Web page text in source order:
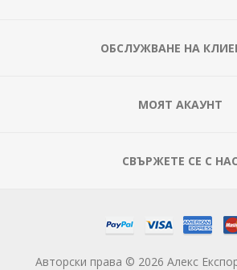
ОБСЛУЖВАНЕ НА
МОЯТ АКАУНТ
СВЪРЖЕТЕ СЕ С НАС
Авторски права © 2026 Алекс